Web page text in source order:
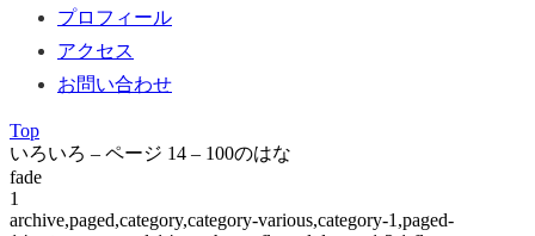
プロフィール
アクセス
お問い合わせ
Top
いろいろ – ページ 14 – 100のはな
fade
1
archive,paged,category,category-various,category-1,paged-